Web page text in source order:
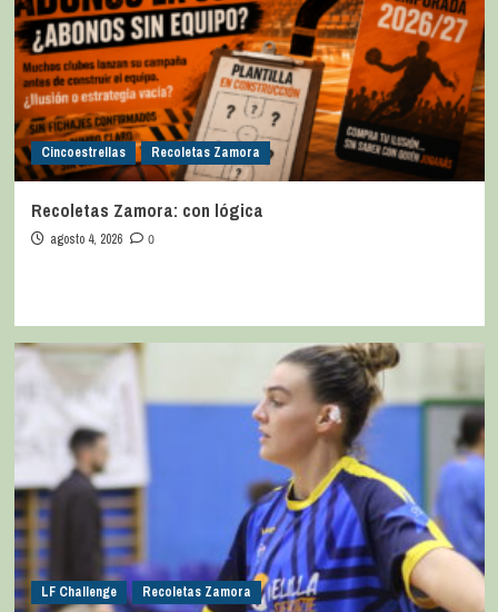
Cincoestrellas Recoletas Zamora
Recoletas Zamora: con lógica
agosto 4, 2026 0
LF Challenge Recoletas Zamora